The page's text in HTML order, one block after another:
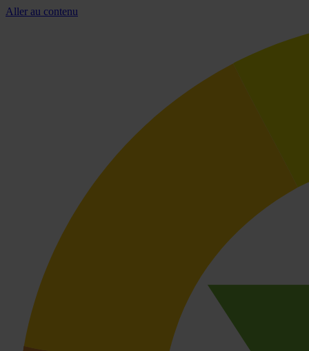
Aller au contenu